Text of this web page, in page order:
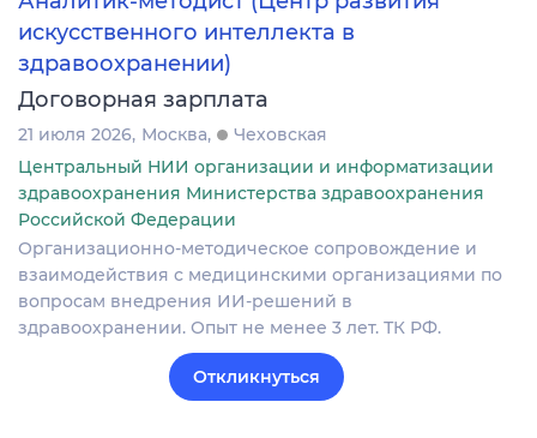
искусственного интеллекта в
здравоохранении)
Договорная зарплата
21 июля 2026 Москва
Чеховская
Центральный НИИ организации и информатизации
здравоохранения Министерства здравоохранения
Российской Федерации
Организационно-методическое сопровождение и
взаимодействия с медицинскими организациями по
вопросам внедрения ИИ-решений в
здравоохранении. Опыт не менее 3 лет. ТК РФ.
Откликнуться